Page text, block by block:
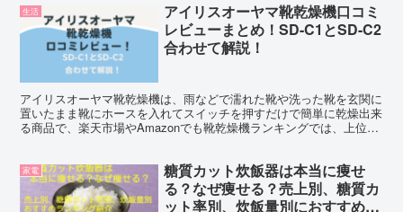
生活
アイリスオーヤマ靴乾燥機口コミ
レビューまとめ！SD-C1とSD-C2
合わせて解説！
アイリスオーヤマ靴乾燥機は、雨などで濡れた靴や洗った靴を玄関に
置いたまま靴にホースを入れてスイッチを押すだけで簡単に乾燥出来
る商品で、楽天市場やAmazonでも靴乾燥機ランキングでは、上位に
家電
糖質カット炊飯器は本当に痩せ
る？なぜ痩せる？売上別、糖質カ
ット率別、炊飯量別におすすめラ